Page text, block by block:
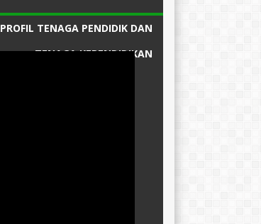
PROFIL TENAGA PENDIDIK DAN
TENAGA KEPENDIDIKAN